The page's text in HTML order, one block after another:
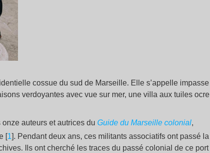
cossue du sud de Marseille. Elle s’appelle impasse
verdoyantes avec vue sur mer, une villa aux tuiles ocre
onze auteurs et autrices du Guide du Marseille colonial,
[1]. Pendant deux ans, ces militants associatifs ont passé la
Ils ont cherché les traces du passé colonial de ce port